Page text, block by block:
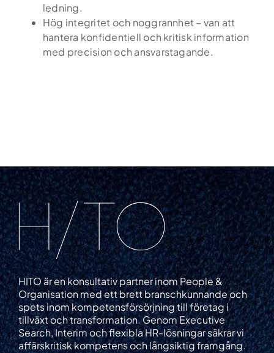
ledning.
Hög integritet och noggrannhet – van att
hantera konfidentiell och kritisk information
med precision och ansvarstagande.
HITO är en konsultativ partner inom People &
Organisation med ett brett branschkunnande och
spets inom kompetensförsörjning till företag i
tillväxt och transformation. Genom Executive
Search, Interim och flexibla HR-lösningar säkrar vi
affärskritisk kompetens och långsiktig framgång.